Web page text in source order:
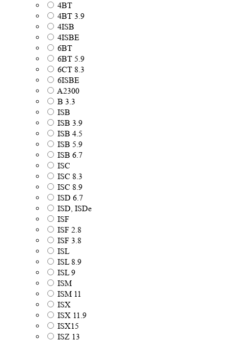
4BT
4BT 3.9
4ISB
4ISBE
6BT
6BT 5.9
6CT 8.3
6ISBE
A2300
B 3.3
ISB
ISB 3.9
ISB 4.5
ISB 5.9
ISB 6.7
ISC
ISC 8.3
ISC 8.9
ISD 6.7
ISD, ISDe
ISF
ISF 2.8
ISF 3.8
ISL
ISL 8.9
ISL 9
ISM
ISM 11
ISX
ISX 11.9
ISX15
ISZ 13